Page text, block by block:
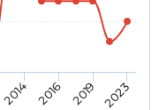
2014 2016 2019 2023